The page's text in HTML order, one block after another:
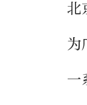
北
为
一